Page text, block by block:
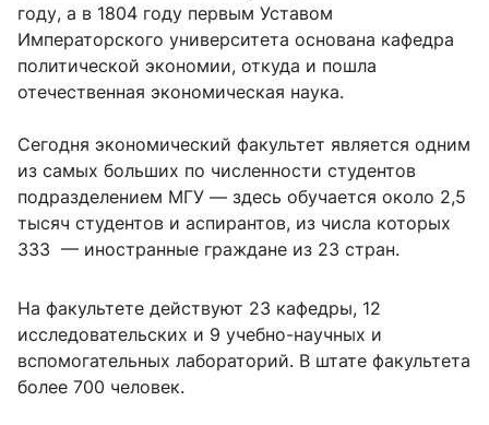
году, а в 1804 году первым Уставом
Императорского университета основана кафедра
политической экономии, откуда и пошла
отечественная экономическая наука.
Сегодня экономический факультет является одним
из самых больших по численности студентов
подразделением МГУ — здесь обучается около 2,5
тысяч студентов и аспирантов, из числа которых
333 — иностранные граждане из 23 стран.
На факультете действуют 23 кафедры, 12
исследовательских и 9 учебно-научных и
вспомогательных лабораторий. В штате факультета
более 700 человек.